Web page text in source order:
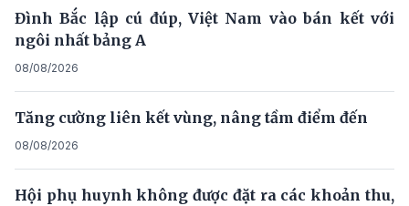
Đình Bắc lập cú đúp, Việt Nam vào bán kết với
ngôi nhất bảng A
08/08/2026
Tăng cường liên kết vùng, nâng tầm điểm đến
08/08/2026
Hội phụ huynh không được đặt ra các khoản thu,